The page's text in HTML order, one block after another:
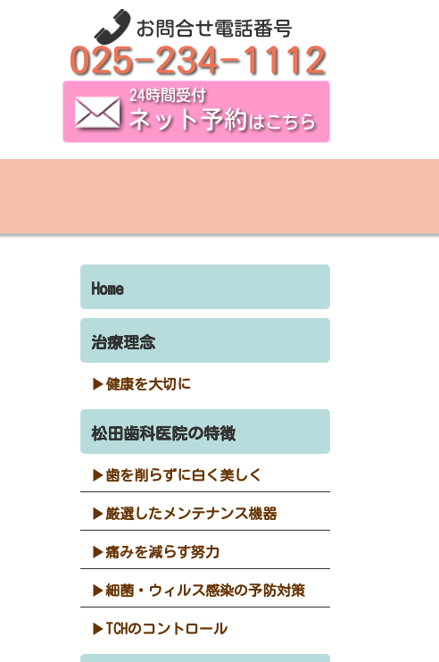
Home
治療理念
健康を大切に
松田歯科医院の特徴
歯を削らずに白く美しく
厳選したメンテナンス機器
痛みを減らす努力
細菌・ウィルス感染の予防対策
TCHのコントロール